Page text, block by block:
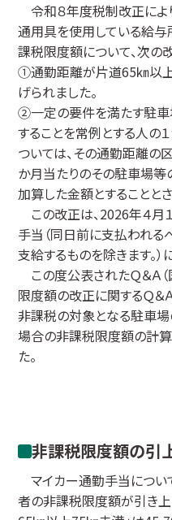
令和８年度税制改正によ
通用具を使用している給
課税限度額について、次の
①通勤距離が片道65㎞以
げられました。
②一定の要件を満たす駐車
することを常例とする人の
ついては、その通勤距離の
か月当たりのその駐車場等
加算した金額とすることと
この改正は、2026年４
手当（同日前に支払われ
支給するものを除きます。）
この度公表されたＱ＆Ａ
限度額の改正に関するＱ＆
非課税の対象となる駐車
場合の非課税限度額の計
た。
非課税限度額の引
マイカー通勤手当につい
者の非課税限度額が引き上